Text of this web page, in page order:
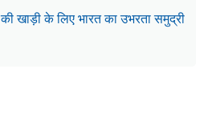
खाड़ी के लिए भारत का उभरता समुद्री